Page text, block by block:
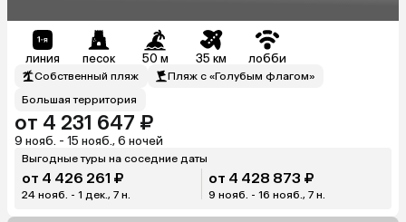
линия песок 50 м 35 км лобби
Собственный пляж
Пляж с «Голубым флагом»
Большая территория
от 4 231 647 ₽
9 нояб. - 15 нояб., 6 ночей
Выгодные туры на соседние даты
от 4 426 261 ₽
24 нояб. - 1 дек., 7 н.
от 4 428 873 ₽
9 нояб. - 16 нояб., 7 н.